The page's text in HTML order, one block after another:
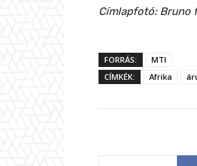
Címlapfotó: Bruno
FORRÁS:
MTI
CÍMKÉK:
Afrika